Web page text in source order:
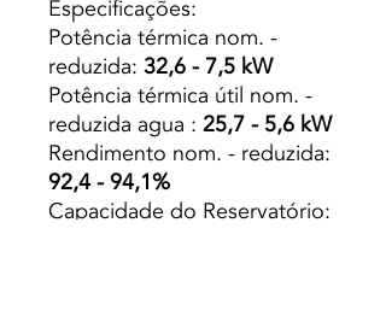
Especificações:
Potência térmica nom. -
reduzida: 32,6 - 7,5 kW
Potência térmica útil nom. -
reduzida agua : 25,7 - 5,6 kW
Rendimento nom. - reduzida:
92,4 - 94,1%
Capacidade do Reservatório: